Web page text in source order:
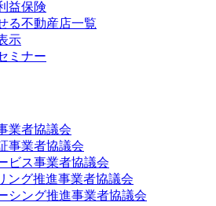
益保険
る不動産店一覧
示
ミナー
業者協議会
事業者協議会
ビス事業者協議会
ング推進事業者協議会
シング推進事業者協議会